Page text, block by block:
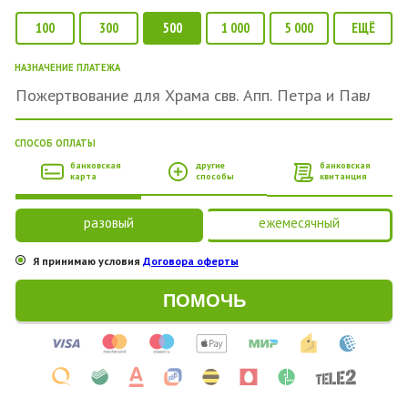
100 300 500 1 000 5 000 ЕЩЁ
НАЗНАЧЕНИЕ ПЛАТЕЖА
СПОСОБ ОПЛАТЫ
банковская
карта
другие
способы
банковская
квитанция
разовый ежемесячный
Я принимаю условия Договора оферты
ПОМОЧЬ